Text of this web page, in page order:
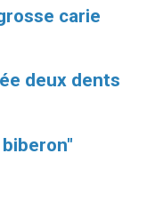
carie
deux dents